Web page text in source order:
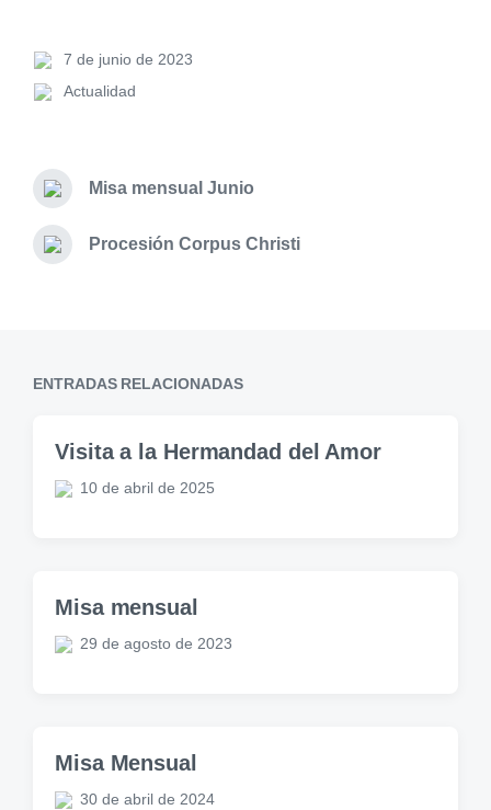
7 de junio de 2023
Actualidad
Misa mensual Junio
Procesión Corpus Christi
ENTRADAS RELACIONADAS
Visita a la Hermandad del Amor
10 de abril de 2025
Misa mensual
29 de agosto de 2023
Misa Mensual
30 de abril de 2024